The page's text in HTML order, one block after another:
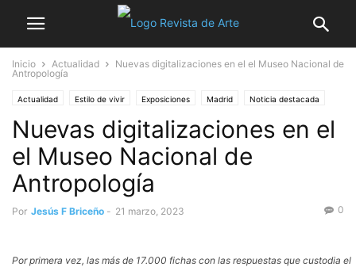
Inicio Actualidad
Nuevas digitalizaciones en el el Museo Nacional de
Antropología
Actualidad Estilo de vivir Exposiciones Madrid Noticia destacada
Patrimonio
Nuevas digitalizaciones en el
el Museo Nacional de
Antropología
Por Jesús F Briceño - 21 marzo, 2023 0
Por primera vez, las más de 17.000 fichas con las respuestas que custodia el